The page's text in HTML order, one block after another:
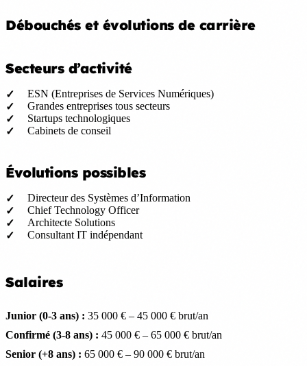
Débouchés et évolutions de carrière
Secteurs d’activité
ESN (Entreprises de Services Numériques)
Grandes entreprises tous secteurs
Startups technologiques
Cabinets de conseil
Évolutions possibles
Directeur des Systèmes d’Information
Chief Technology Officer
Architecte Solutions
Consultant IT indépendant
Salaires
Junior (0-3 ans) : 35 000 € – 45 000 € brut/an
Confirmé (3-8 ans) : 45 000 € – 65 000 € brut/an
Senior (+8 ans) : 65 000 € – 90 000 € brut/an